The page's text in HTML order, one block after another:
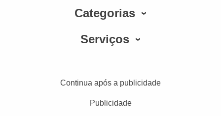
Categorias
Serviços
Continua após a publicidade
Publicidade